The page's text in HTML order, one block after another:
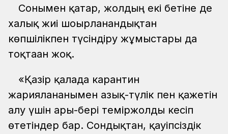
Сонымен қатар, жолдың екі бетіне де
халық жиі шоғырланғандықтан
көпшілікпен түсіндіру жұмыстары да
тоқтаған жоқ.
«Қазір қалада карантин
жарияланғанымен азық-түлік пен қажетін
алу үшін ары-бері теміржолды кесіп
өтетіндер бар. Сондықтан, қауіпсіздік